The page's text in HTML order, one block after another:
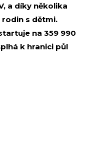
a díky několika
rodin s dětmi.
na 359 990
k hranici půl